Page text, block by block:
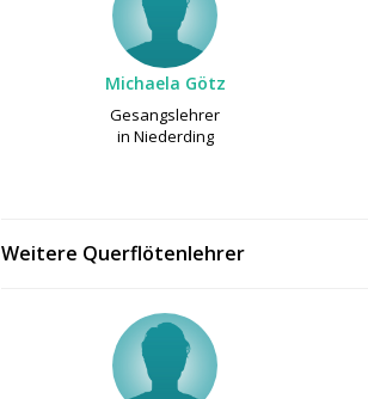
Michaela Götz
Gesangslehrer
in Niederding
Weitere Querflötenlehrer